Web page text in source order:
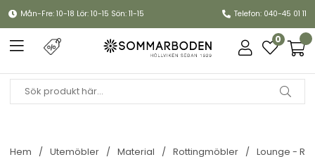
Mån-Fre: 10-18 Lör: 10-15 Sön: 11-15 Telefon: 040-45 01 11
0
Hem Utemöbler Material Rottingmöbler Lounge -